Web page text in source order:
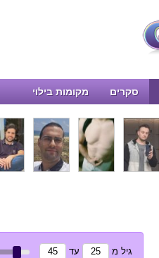
סקרים מקומות בילוי
גיל מ עד